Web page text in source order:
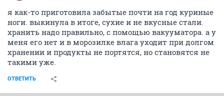
я как-то приготовила забытые почти на год куриные
ноги. выкинула в итоге, сухие и не вкусные стали.
хранить надо правильно, с помощью вакууматора. а у
меня его нет и в морозилке влага уходит при долгом
хранении и продукты не портятся, но становятся не
такими уже.
ОТВЕТИТЬ